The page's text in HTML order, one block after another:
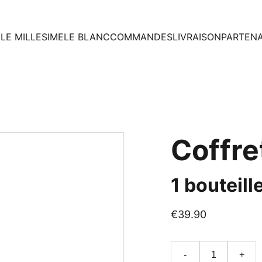
LE MILLESIMELE BLANCCOMMANDESLIVRAISON
1
€39.90
- +